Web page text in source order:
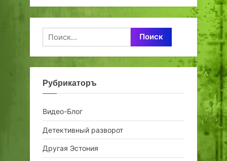
Найти:
Рубрикаторъ
Видео-Блог
Детективный разворот
Другая Эстония